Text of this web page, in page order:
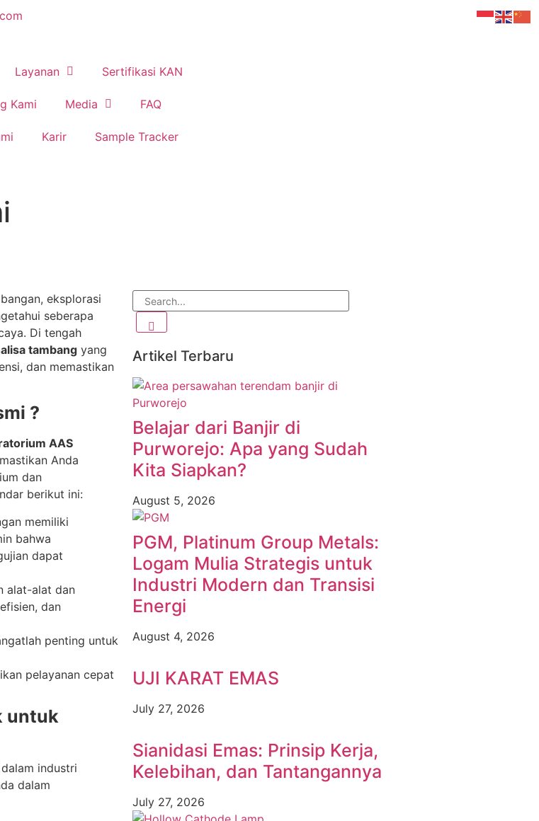
Layanan Sertifikasi KAN
Kami Media FAQ
Karir Sample Tracker
eksplorasi
seberapa
Di tengah
tambang yang
dan memastikan
?
AAS
Anda
dan
berikut ini:
memiliki
bahwa
dapat
alat-alat dan
dan
penting untuk
pelayanan cepat
untuk
industri
dalam
Artikel Terbaru
Belajar dari Banjir di
Purworejo: Apa yang Sudah
Kita Siapkan?
August 5, 2026
PGM, Platinum Group Metals:
Logam Mulia Strategis untuk
Industri Modern dan Transisi
Energi
August 4, 2026
UJI KARAT EMAS
July 27, 2026
Sianidasi Emas: Prinsip Kerja,
Kelebihan, dan Tantangannya
July 27, 2026